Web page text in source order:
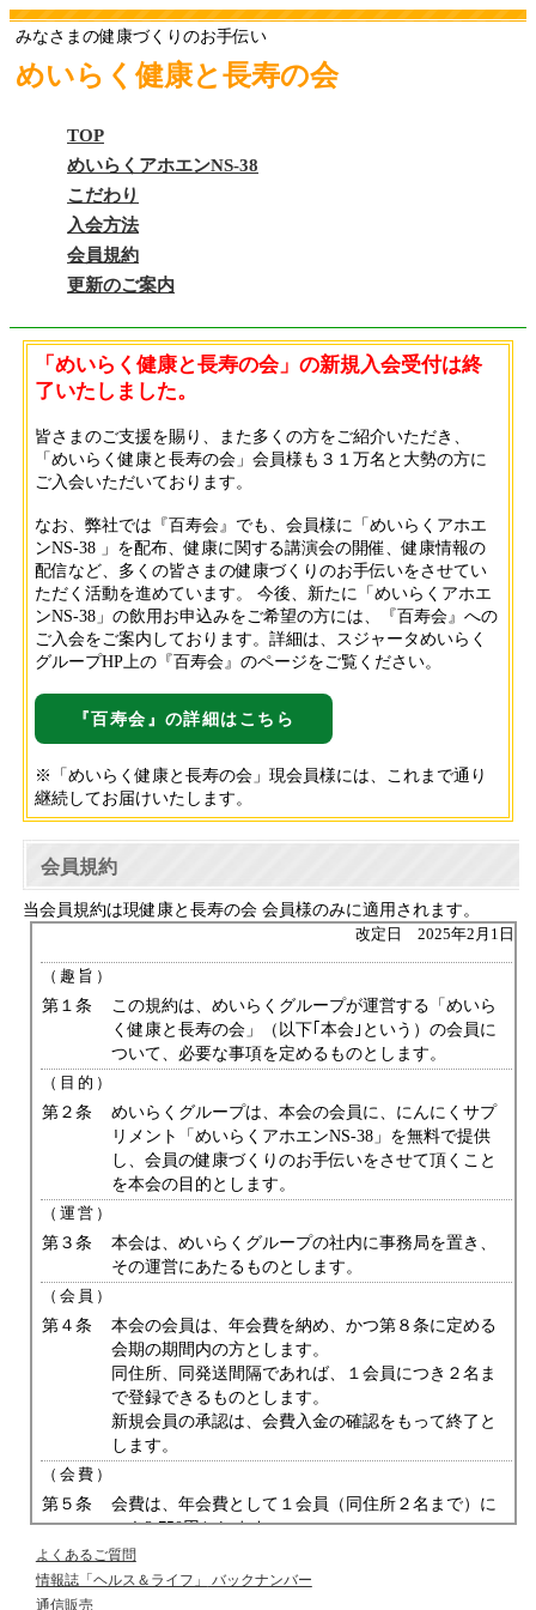
みなさまの健康づくりのお手伝い
めいらく健康と長寿の会
TOP
めいらくアホエンNS-38
こだわり
入会方法
会員規約
更新のご案内
「めいらく健康と長寿の会」の新規入会受付は終
了いたしました。
皆さまのご支援を賜り、また多くの方をご紹介いただき、
「めいらく健康と長寿の会」会員様も３１万名と大勢の方に
ご入会いただいております。
なお、弊社では『百寿会』でも、会員様に「めいらくアホエ
ンNS-38 」を配布、健康に関する講演会の開催、健康情報の
配信など、多くの皆さまの健康づくりのお手伝いをさせてい
ただく活動を進めています。 今後、新たに「めいらくアホエ
ンNS-38」の飲用お申込みをご希望の方には、『百寿会』への
ご入会をご案内しております。詳細は、スジャータめいらく
グループHP上の『百寿会』のページをご覧ください。
『百寿会』の詳細はこちら
※「めいらく健康と長寿の会」現会員様には、これまで通り
継続してお届けいたします。
会員規約
当会員規約は現健康と長寿の会 会員様のみに適用されます。
改定日 2025年2月1日
（趣旨）
第１条
この規約は、めいらくグループが運営する「めいら
く健康と長寿の会」（以下｢本会｣という）の会員に
ついて、必要な事項を定めるものとします。
（目的）
第２条
めいらくグループは、本会の会員に、にんにくサプ
リメント「めいらくアホエンNS-38」を無料で提供
し、会員の健康づくりのお手伝いをさせて頂くこと
を本会の目的とします。
（運営）
第３条
本会は、めいらくグループの社内に事務局を置き、
その運営にあたるものとします。
（会員）
第４条
本会の会員は、年会費を納め、かつ第８条に定める
会期の期間内の方とします。
同住所、同発送間隔であれば、１会員につき２名ま
で登録できるものとします。
新規会員の承認は、会費入金の確認をもって終了と
します。
（会費）
第５条
会費は、年会費として１会員（同住所２名まで）に
つき2,750円とします。
会費は、にんにくサプリメント「めいらくアホエン
NS-38」発送等に関わる費用の一部にあてるもので
よくあるご質問
情報誌「ヘルス＆ライフ」
バックナンバー
通信販売